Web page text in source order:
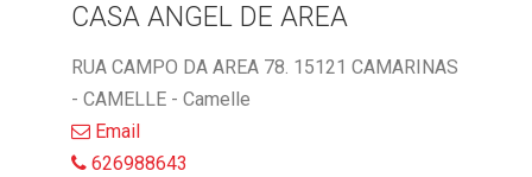
CASA ANGEL DE AREA
RUA CAMPO DA AREA 78. 15121 CAMARINAS
- CAMELLE - Camelle
Email
626988643